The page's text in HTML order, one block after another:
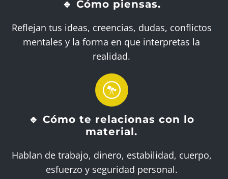
🔹 Cómo piensas.
Reflejan tus ideas, creencias, dudas, conflictos
mentales y la forma en que interpretas la
realidad.
🔹 Cómo te relacionas con lo
material.
Hablan de trabajo, dinero, estabilidad, cuerpo,
esfuerzo y seguridad personal.